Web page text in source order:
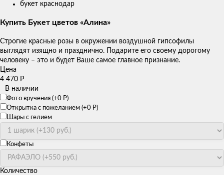
букет краснодар
Купить Букет цветов «Алина»
Строгие красные розы в окружении воздушной гипсофилы
выглядят изящно и празднично. Подарите его своему дорогому
человеку – это и будет Ваше самое главное признание.
Цена
4 470 Р
В наличии
Фото вручения (+0 Р)
Открытка с пожеланием (+0 Р)
Шары с гелием
Конфеты
Количество